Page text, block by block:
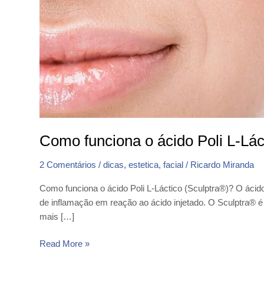
Como funciona o ácido Poli L-
2 Comentários / dicas, estetica, facial / Ricardo Miranda
Como funciona o ácido Poli L-Láctico (Sculptra®)? O
de inflamação em reação ao ácido injetado. O Sculptra®
mais […]
Read More »